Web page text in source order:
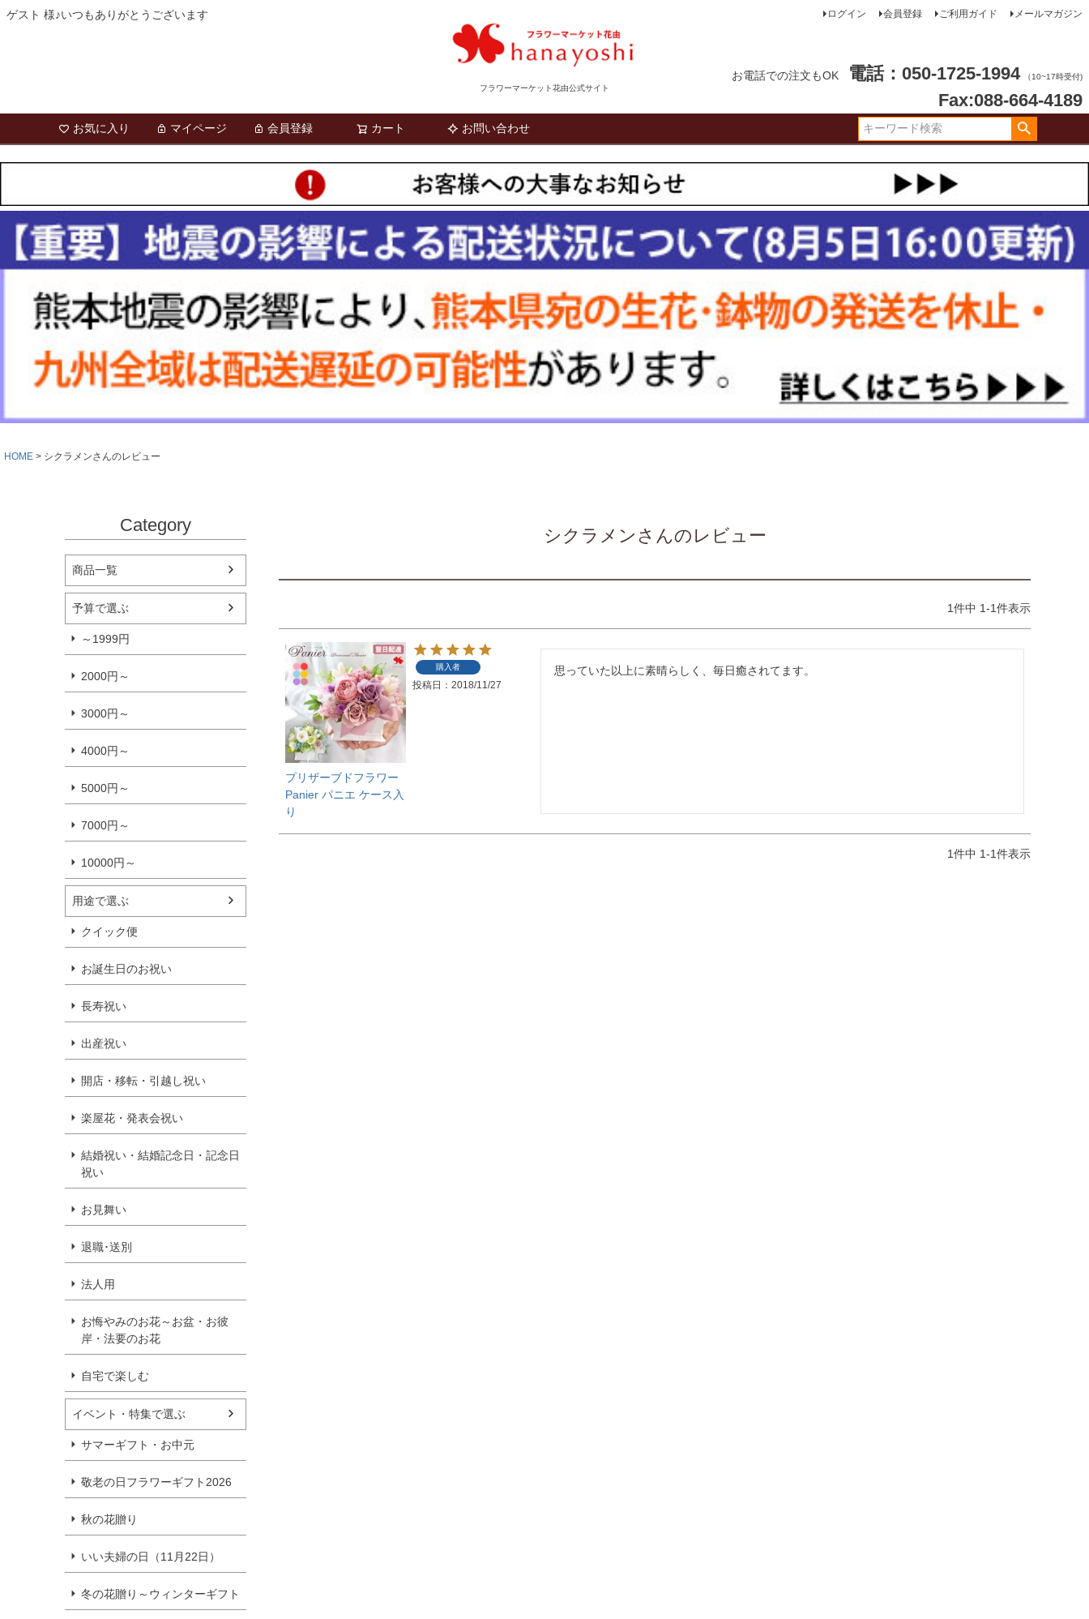
ゲスト 様♪いつもありがとうございます
フラワーマーケット花由公式サイト
ログイン 会員登録 ご利用ガイド メールマガジン
お電話での注文もOK 電話：050-1725-1994 （10~17時受付)
Fax:088-664-4189
お気に入り マイページ 会員登録 カート お問い合わせ
HOME シクラメンさんのレビュー
Category
商品一覧
予算で選ぶ
～1999円
2000円～
3000円～
4000円～
5000円～
7000円～
10000円～
用途で選ぶ
クイック便
お誕生日のお祝い
長寿祝い
出産祝い
開店・移転・引越し祝い
楽屋花・発表会祝い
結婚祝い・結婚記念日・記念日
祝い
お見舞い
退職･送別
法人用
お悔やみのお花～お盆・お彼
岸・法要のお花
自宅で楽しむ
イベント・特集で選ぶ
サマーギフト・お中元
敬老の日フラワーギフト2026
秋の花贈り
いい夫婦の日（11月22日）
冬の花贈り～ウィンターギフト
シクラメンさんのレビュー
1件中 1-1件表示
プリザーブドフラワー
Panier パニエ ケース入
り
購入者
投稿日 2018/11/27
思っていた以上に素晴らしく、毎日癒されてます。
1件中 1-1件表示